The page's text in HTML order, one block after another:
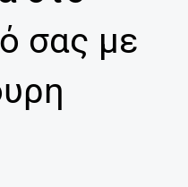
σας με